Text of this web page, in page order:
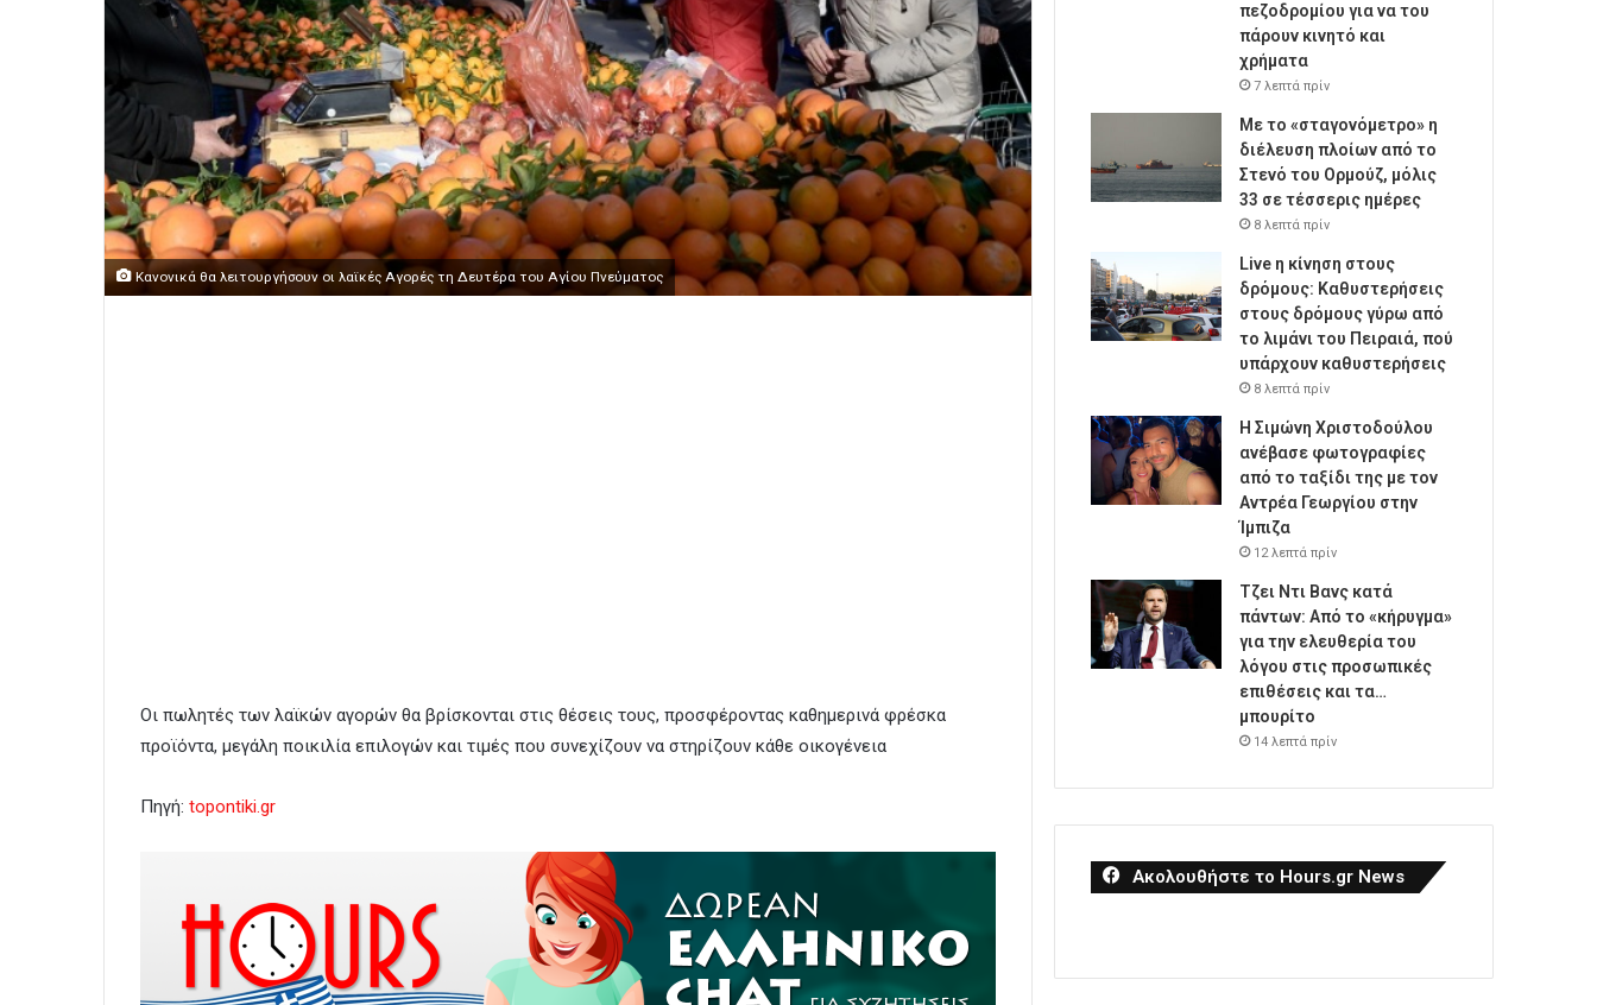
Κανονικά θα λειτουργήσουν οι λαϊκές Αγορές τη Δευτέρα του Αγίου Πνεύματος
Οι πωλητές των λαϊκών αγορών θα βρίσκονται στις θέσεις τους, προσφέροντας καθημερινά φρέσκα
προϊόντα, μεγάλη ποικιλία επιλογών και τιμές που συνεχίζουν να στηρίζουν κάθε οικογένεια
Πηγή: topontiki.gr
πεζοδρομίου για να του
πάρουν κινητό και
χρήματα
7 λεπτά πρίν
Με το «σταγονόμετρο» η
διέλευση πλοίων από το
Στενό του Ορμούζ, μόλις
33 σε τέσσερις ημέρες
8 λεπτά πρίν
Live η κίνηση στους
δρόμους: Καθυστερήσεις
στους δρόμους γύρω από
το λιμάνι του Πειραιά, πού
υπάρχουν καθυστερήσεις
8 λεπτά πρίν
Η Σιμώνη Χριστοδούλου
ανέβασε φωτογραφίες
από το ταξίδι της με τον
Αντρέα Γεωργίου στην
Ίμπιζα
12 λεπτά πρίν
Τζει Ντι Βανς κατά
πάντων: Από το «κήρυγμα»
για την ελευθερία του
λόγου στις προσωπικές
επιθέσεις και τα…
μπουρίτο
14 λεπτά πρίν
Ακολουθήστε το Hours.gr News